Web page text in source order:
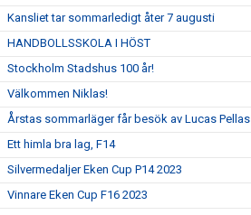
Kansliet tar sommarledigt åter 7 augusti
HANDBOLLSSKOLA I HÖST
Stockholm Stadshus 100 år!
Välkommen Niklas!
Årstas sommarläger får besök av Lucas Pellas
Ett himla bra lag, F14
Silvermedaljer Eken Cup P14 2023
Vinnare Eken Cup F16 2023